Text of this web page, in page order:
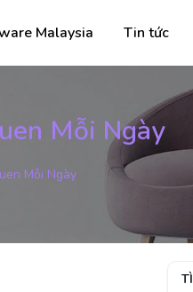
Malaysia Tin tức
Mỗi Ngày
Mỗi Ngày